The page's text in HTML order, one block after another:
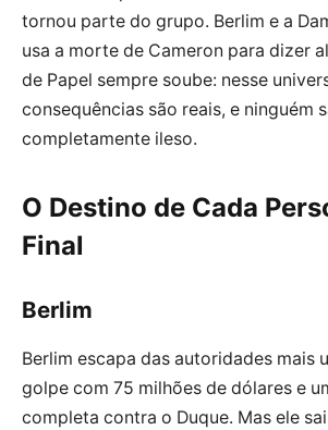
tornou parte do grupo. Berlim e a
usa a morte de Cameron para dizer
de Papel sempre soube: nesse
consequências são reais, e ninguém
completamente ileso.
O Destino de Cada
Final
Berlim
Berlim escapa das autoridades mais
golpe com 75 milhões de dólares e
completa contra o Duque. Mas ele sai